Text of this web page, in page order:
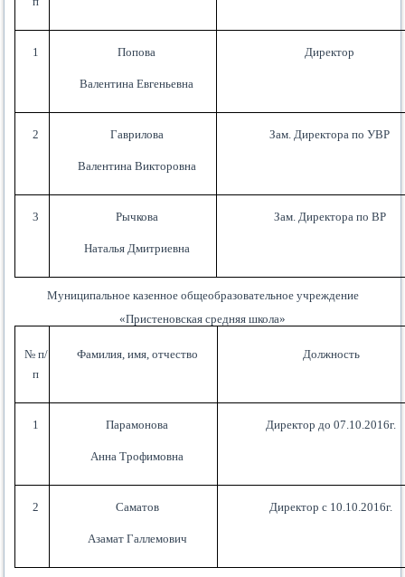
1 Попова
Валентина Евгеньевна
Директор
2 Гаврилова
Валентина Викторовна
Зам. Директора по УВР
3 Рычкова
Наталья Дмитриевна
Зам. Директора по ВР
Муниципальное казенное общеобразовательное учреждение
«Пристеновская средняя школа»
№ п/
п
Фамилия, имя, отчество Должность
1 Парамонова
Анна Трофимовна
Директор до 07.10.2016г.
2 Саматов
Азамат Галлемович
Директор с 10.10.2016г.